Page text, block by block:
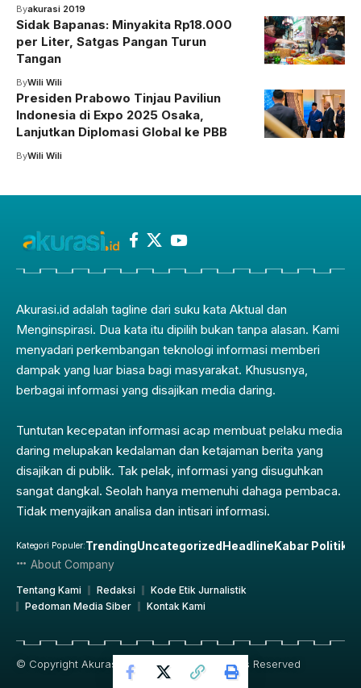
Byakurasi 2019
Sidak Bapanas: Minyakita Rp18.000
per Liter, Satgas Pangan Turun
Tangan
ByWili Wili
Presiden Prabowo Tinjau Paviliun
Indonesia di Expo 2025 Osaka,
Lanjutkan Diplomasi Global ke PBB
ByWili Wili
Akurasi.id adalah tagline dari suku kata Aktual dan
Menginspirasi. Dua kata itu dipilih bukan tanpa alasan. Kami
menyadari perkembangan teknologi informasi memberi
dampak yang luar biasa bagi masyarakat. Khususnya,
berbagai informasi yang disajikan media daring.
Tuntutan kecepatan informasi acap membuat pelaku media
daring melupakan kedalaman dan ketajaman berita yang
disajikan di publik. Tak pelak, informasi yang disuguhkan
sangat dangkal. Seolah hanya memenuhi dahaga pembaca.
Tidak menyajikan analisa dan intisari informasi.
Kategori Populer:TrendingUncategorizedHeadlineKabar Politik
About Company
Tentang Kami Redaksi
Kode Etik Jurnalistik
Pedoman Media Siber
Kontak Kami
© Copyright Akurasi.id 2019 – 2025, All Rights Reserved